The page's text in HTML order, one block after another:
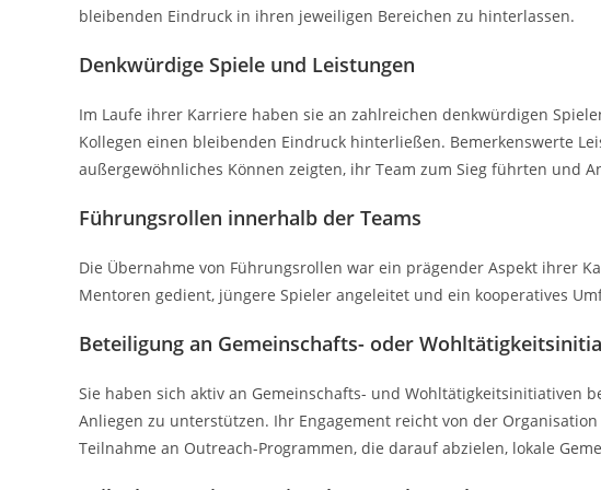
bleibenden Eindruck in ihren jeweiligen Bereichen zu hinterlassen.
Denkwürdige Spiele und Leistungen
Im Laufe ihrer Karriere haben sie an zahlreichen denkwürdigen
Kollegen einen bleibenden Eindruck hinterließen. Bemerkenswerte
außergewöhnliches Können zeigten, ihr Team zum Sieg führten und
Führungsrollen innerhalb der Teams
Die Übernahme von Führungsrollen war ein prägender Aspekt ihrer
Mentoren gedient, jüngere Spieler angeleitet und ein kooperatives
Beteiligung an Gemeinschafts- oder
Sie haben sich aktiv an Gemeinschafts- und Wohltätigkeitsinitiativen
Anliegen zu unterstützen. Ihr Engagement reicht von der
Teilnahme an Outreach-Programmen, die darauf abzielen, lokale